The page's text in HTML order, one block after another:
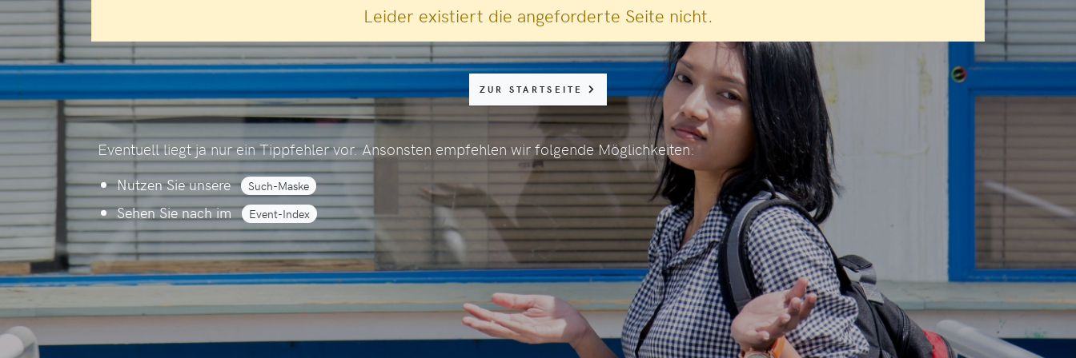
Leider existiert die angeforderte Seite nicht.
ZUR STARTSEITE
Eventuell liegt ja nur ein Tippfehler vor. Ansonsten empfehlen wir folgende Möglichkeiten:
Nutzen Sie unsere Such-Maske
Sehen Sie nach im Event-Index